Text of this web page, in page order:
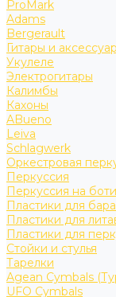
ProMark
Adams
Bergerault
Гитары и
Укулеле
Электрогитары
Калимбы
Кахоны
ABueno
Leiva
Schlagwerk
Оркестровая
Перкуссия
Перкуссия на
Пластики для
Пластики для
Пластики для
Стойки и стулья
Тарелки
Agean Cymbals
UFO Cymbals